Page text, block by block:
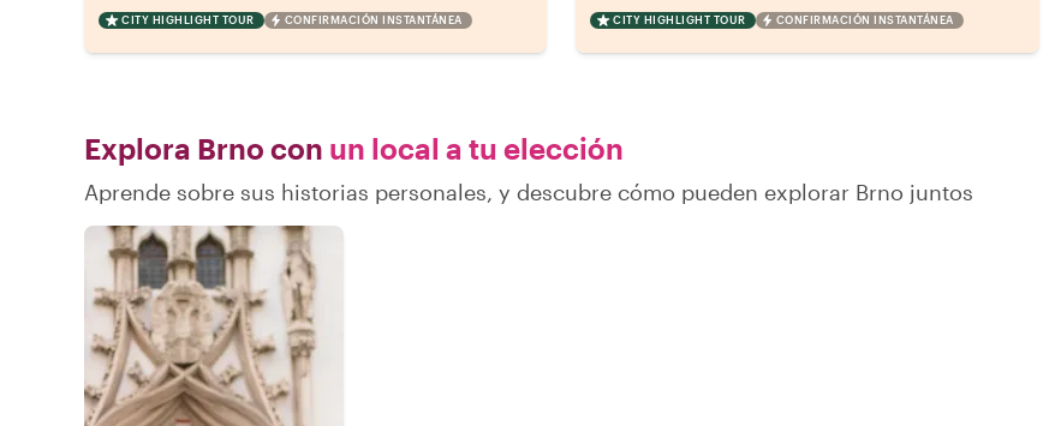
CITY HIGHLIGHT TOUR CONFIRMACIÓN INSTANTÁNEA CITY HIGHLIGHT TOUR CONFIRMACIÓN INSTANTÁNEA
Explora Brno con un local a tu elección
Aprende sobre sus historias personales, y descubre cómo pueden explorar Brno juntos